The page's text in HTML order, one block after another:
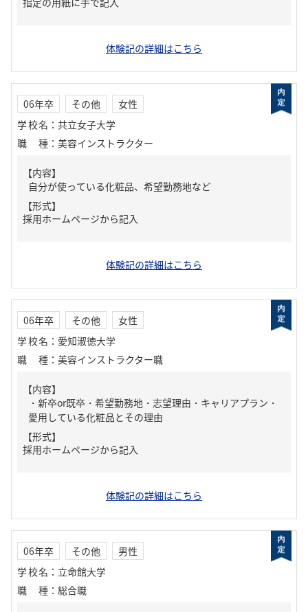
体験記の詳細はこちら
06年卒 その他
女性
学校名 ： 共立女子大学
職種 ： 美容インストラクター
【内容】
自分が使っている化粧品、希望勤務地など
【形式】
採用ホームページから記入
体験記の詳細はこちら
06年卒 その他
女性
学校名 ： 愛知淑徳大学
職種 ： 美容インストラクター職
【内容】
・新卒or既卒・希望勤務地・志望理由・キャリアプラン・
愛用している化粧品とその理由
【形式】
採用ホームページから記入
体験記の詳細はこちら
06年卒 その他
男性
学校名 ： 立命館大学
職種 ： 総合職